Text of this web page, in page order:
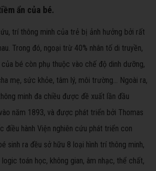
ẩn của bé.
trí thông minh của trẻ bị ảnh hưởng bởi rất
Trong đó, ngoại trừ 40% nhân tố di truyền,
bé còn phụ thuộc vào chế độ dinh dưỡng,
mẹ, sức khỏe, tâm lý, môi trường… Ngoài ra,
minh đa chiều được đề xuất lần đầu
năm 1893, và được phát triển bởi Thomas
điều hành Viện nghiên cứu phát triển con
sinh ra đều sở hữu 8 loại hình trí thông minh,
toán học, không gian, âm nhạc, thể chất,